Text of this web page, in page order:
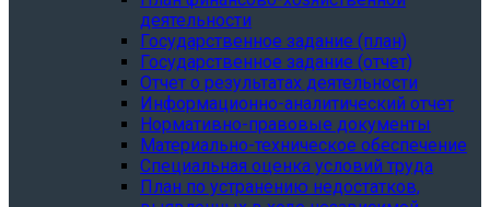
деятельности
Государственное задание (план)
Государственное задание (отчет)
Отчет о результатах деятельности
Информационно-аналитический отчет
Нормативно-правовые документы
Материально-техническое обеспечение
Специальная оценка условий труда
План по устранению недостатков,